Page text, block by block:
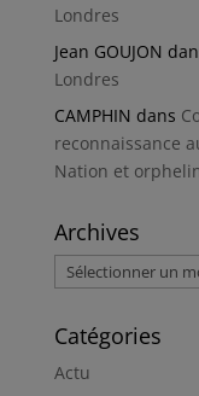
Londres
Jean GOUJON
Londres
CAMPHIN dans
reconnaissance
Nation et
Archives
Archives
Catégories
Actu